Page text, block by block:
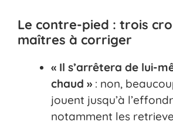
Le contre-pied : trois
maîtres à corriger
« Il s’arrêtera de lui-
chaud » : non,
jouent jusqu’à
notamment les